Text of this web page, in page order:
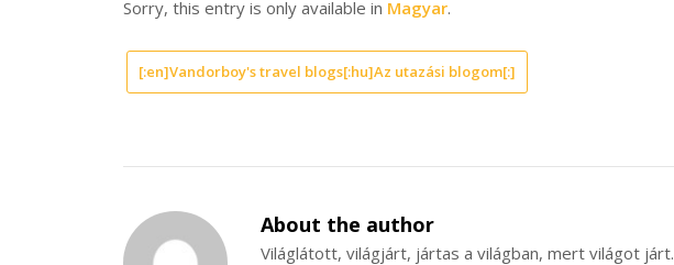
Sorry, this entry is only available in Magyar.
[:en]Vandorboy's travel blogs[:hu]Az utazási blogom[:]
About the author
Világlátott, világjárt, jártas a világban, mert világot járt.